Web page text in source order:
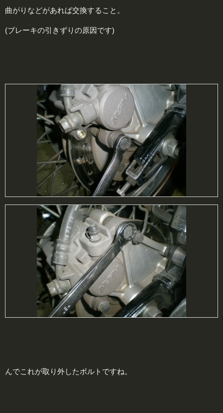
曲がりなどがあれば交換すること。
(ブレーキの引きずりの原因です)
んでこれが取り外したボルトですね。